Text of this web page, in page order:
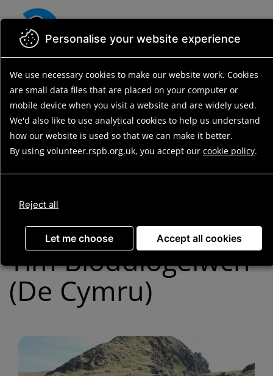
to
main
content
Back to search results
Search opportunities
Search
results
Opportunity details
Biosecurity Team
Member (South
Wales) / Aelod o’r
Tîm Bioddiogelwch
(De Cymru)
Personalise your website experience
We use necessary cookies to make our website work. Cookies
are small data files that are placed on your computer or
mobile device when you visit a website and are widely used.
We'd also like to use analytical cookies to help us understand
how our website is used so that we can make it better.
By using volunteer.rspb.org.uk, you accept our cookie policy.
Reject all
Let me choose Accept all cookies